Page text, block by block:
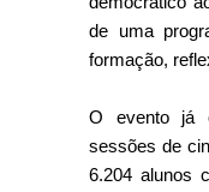
de uma
formação,
O evento já
sessões de
6.204 alunos